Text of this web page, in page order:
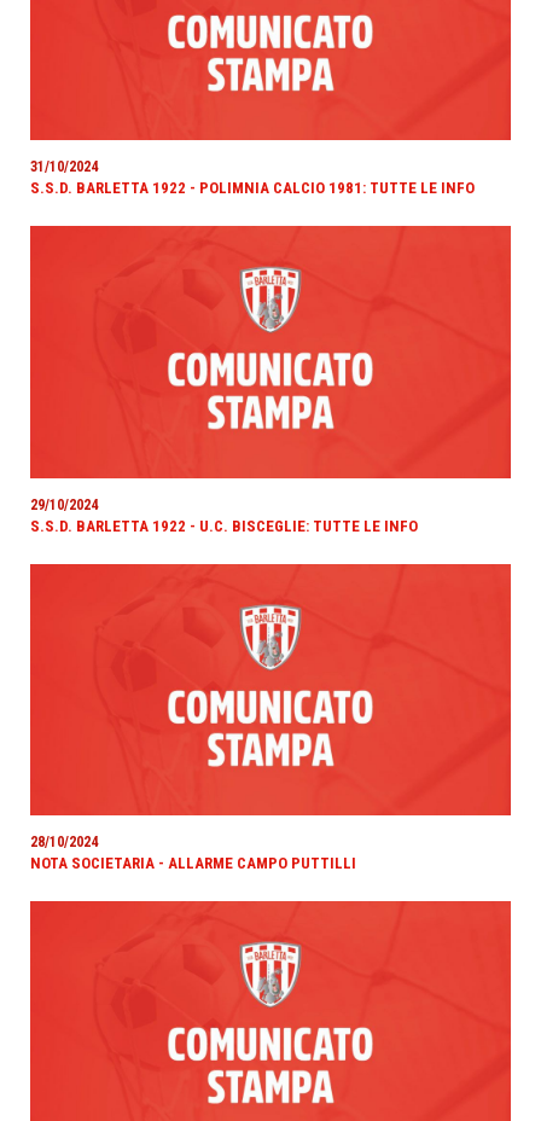
31/10/2024
S.S.D. BARLETTA 1922 - POLIMNIA CALCIO 1981: TUTTE LE INFO
29/10/2024
S.S.D. BARLETTA 1922 - U.C. BISCEGLIE: TUTTE LE INFO
28/10/2024
NOTA SOCIETARIA - ALLARME CAMPO PUTTILLI